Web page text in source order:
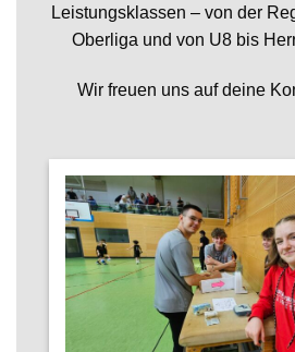
Leistungsklassen – von der
Oberliga und von U8 bis
Wir freuen uns auf deine